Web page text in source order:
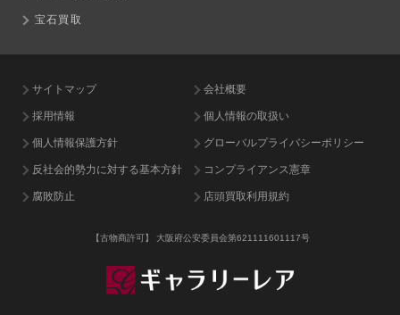
宝石買取
サイトマップ 会社概要
採用情報 個人情報の取扱い
個人情報保護方針 グローバルプライバシーポリシー
反社会的勢力に対する基本方針 コンプライアンス憲章
腐敗防止 店頭買取利用規約
【古物商許可】 大阪府公安委員会第621111601117号